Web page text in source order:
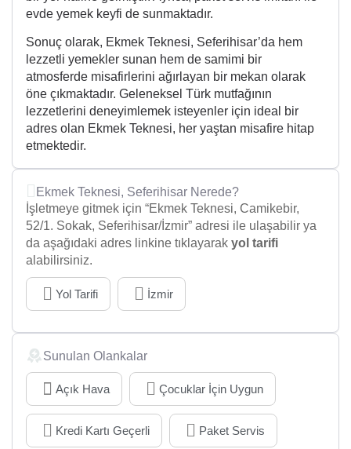
evde yemek keyfi de sunmaktadır.
Sonuç olarak, Ekmek Teknesi, Seferihisar’da hem
lezzetli yemekler sunan hem de samimi bir
atmosferde misafirlerini ağırlayan bir mekan olarak
öne çıkmaktadır. Geleneksel Türk mutfağının
lezzetlerini deneyimlemek isteyenler için ideal bir
adres olan Ekmek Teknesi, her yaştan misafire hitap
etmektedir.
Ekmek Teknesi, Seferihisar Nerede?
İşletmeye gitmek için “Ekmek Teknesi, Camikebir,
52/1. Sokak, Seferihisar/İzmir” adresi ile ulaşabilir ya
da aşağıdaki adres linkine tıklayarak yol tarifi
alabilirsiniz.
Yol Tarifi İzmir
Sunulan Olankalar
Açık Hava Çocuklar İçin Uygun
Kredi Kartı Geçerli Paket Servis